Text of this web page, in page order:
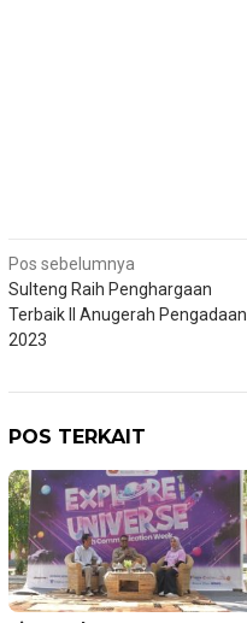
Navigasi
pos
Pos sebelumnya
Sulteng Raih Penghargaan
Terbaik II Anugerah Pengadaan
2023
POS TERKAIT